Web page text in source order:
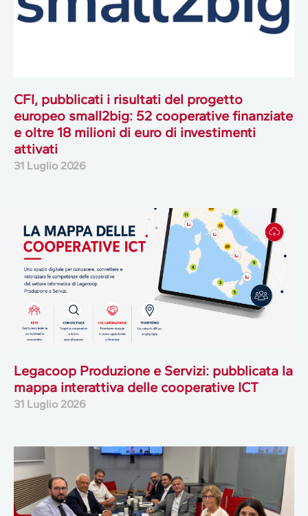
CFI, pubblicati i risultati del progetto
europeo small2big: 52 cooperative finanziate
e oltre 18 milioni di euro di investimenti
attivati
31 Luglio 2026
Legacoop Produzione e Servizi: pubblicata la
mappa interattiva delle cooperative ICT
31 Luglio 2026